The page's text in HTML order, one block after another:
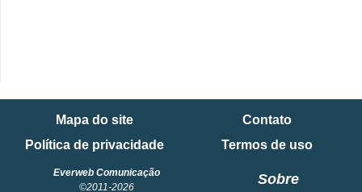
Mapa do site
Contato
Política de privacidade
Termos de uso
Everweb Comunicação
©2011-2026
Sobre